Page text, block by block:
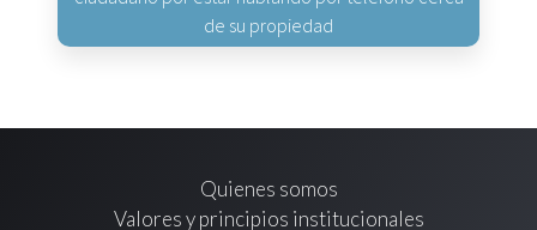
de su propiedad
Quienes somos
Valores y principios institucionales